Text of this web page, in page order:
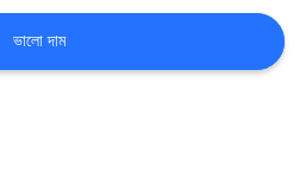
ভালো দাম